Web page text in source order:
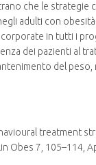
che le
adulti con
in tutti i
dei pazienti al
del
Obes 7, 105–114,